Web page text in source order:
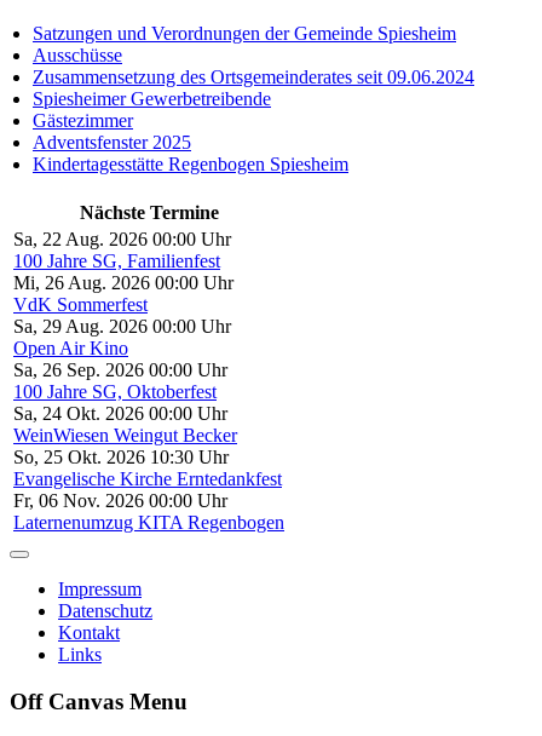
Satzungen und Verordnungen der Gemeinde Spiesheim
Ausschüsse
Zusammensetzung des Ortsgemeinderates seit 09.06.2024
Spiesheimer Gewerbetreibende
Gästezimmer
Adventsfenster 2025
Kindertagesstätte Regenbogen Spiesheim
Nächste Termine
Sa, 22 Aug. 2026 00:00 Uhr
100 Jahre SG, Familienfest
Mi, 26 Aug. 2026 00:00 Uhr
VdK Sommerfest
Sa, 29 Aug. 2026 00:00 Uhr
Open Air Kino
Sa, 26 Sep. 2026 00:00 Uhr
100 Jahre SG, Oktoberfest
Sa, 24 Okt. 2026 00:00 Uhr
WeinWiesen Weingut Becker
So, 25 Okt. 2026 10:30 Uhr
Evangelische Kirche Erntedankfest
Fr, 06 Nov. 2026 00:00 Uhr
Laternenumzug KITA Regenbogen
Impressum
Datenschutz
Kontakt
Links
Off Canvas Menu